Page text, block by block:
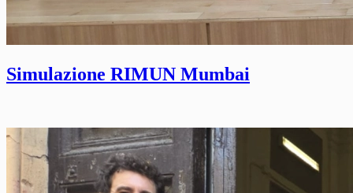
Simulazione RIMUN Mumbai